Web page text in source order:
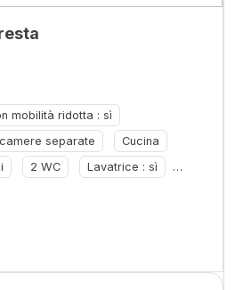
mobilità ridotta : sì
separate
Cucina
2 WC
Lavatrice : sì